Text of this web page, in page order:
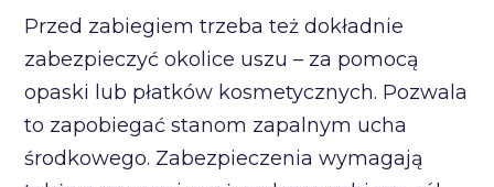
Przed zabiegiem trzeba też dokładnie
zabezpieczyć okolice uszu – za pomocą
opaski lub płatków kosmetycznych. Pozwala
to zapobiegać stanom zapalnym ucha
środkowego. Zabezpieczenia wymagają